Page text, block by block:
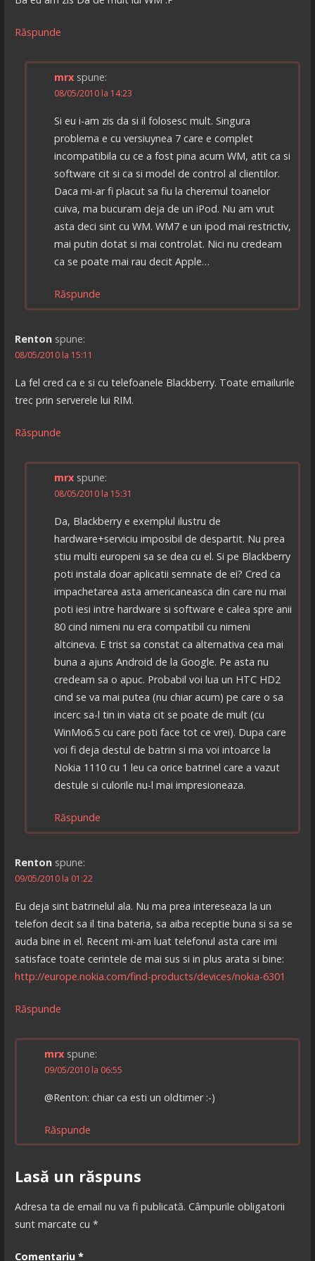
Răspunde
mrx spune:
08/05/2010 la 14:23
Si eu i-am zis da si il folosesc mult. Singura
problema e cu versiuynea 7 care e complet
incompatibila cu ce a fost pina acum WM, atit ca si
software cit si ca si model de control al clientilor.
Daca mi-ar fi placut sa fiu la cheremul toanelor
cuiva, ma bucuram deja de un iPod. Nu am vrut
asta deci sint cu WM. WM7 e un ipod mai restrictiv,
mai putin dotat si mai controlat. Nici nu credeam
ca se poate mai rau decit Apple…
Răspunde
Renton spune:
08/05/2010 la 15:11
La fel cred ca e si cu telefoanele Blackberry. Toate emailurile
trec prin serverele lui RIM.
Răspunde
mrx spune:
08/05/2010 la 15:31
Da, Blackberry e exemplul ilustru de
hardware+serviciu imposibil de despartit. Nu prea
stiu multi europeni sa se dea cu el. Si pe Blackberry
poti instala doar aplicatii semnate de ei? Cred ca
impachetarea asta americaneasca din care nu mai
poti iesi intre hardware si software e calea spre anii
80 cind nimeni nu era compatibil cu nimeni
altcineva. E trist sa constat ca alternativa cea mai
buna a ajuns Android de la Google. Pe asta nu
credeam sa o apuc. Probabil voi lua un HTC HD2
cind se va mai putea (nu chiar acum) pe care o sa
incerc sa-l tin in viata cit se poate de mult (cu
WinMo6.5 cu care poti face tot ce vrei). Dupa care
voi fi deja destul de batrin si ma voi intoarce la
Nokia 1110 cu 1 leu ca orice batrinel care a vazut
destule si culorile nu-l mai impresioneaza.
Răspunde
Renton spune:
09/05/2010 la 01:22
Eu deja sint batrinelul ala. Nu ma prea intereseaza la un
telefon decit sa il tina bateria, sa aiba receptie buna si sa se
auda bine in el. Recent mi-am luat telefonul asta care imi
satisface toate cerintele de mai sus si in plus arata si bine:
http://europe.nokia.com/find-products/devices/nokia-6301
Răspunde
mrx spune:
09/05/2010 la 06:55
@Renton: chiar ca esti un oldtimer :-)
Răspunde
Lasă un răspuns
Adresa ta de email nu va fi publicată. Câmpurile obligatorii
sunt marcate cu *
Comentariu *